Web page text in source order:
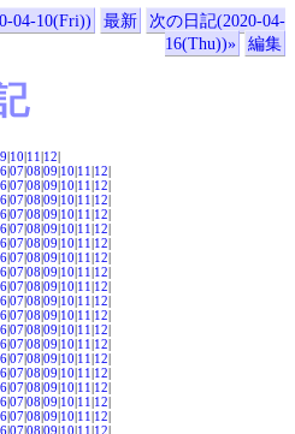
04-10(Fri)) 最新
次の日記(2020-04-
16(Thu))»
編集
|10|11|12|
|07|08|09|10|11|12|
|07|08|09|10|11|12|
|07|08|09|10|11|12|
|07|08|09|10|11|12|
|07|08|09|10|11|12|
|07|08|09|10|11|12|
|07|08|09|10|11|12|
|07|08|09|10|11|12|
|07|08|09|10|11|12|
|07|08|09|10|11|12|
|07|08|09|10|11|12|
|07|08|09|10|11|12|
|07|08|09|10|11|12|
|07|08|09|10|11|12|
|07|08|09|10|11|12|
|07|08|09|10|11|12|
|07|08|09|10|11|12|
|07|08|09|10|11|12|
|07|08|09|10|11|12|